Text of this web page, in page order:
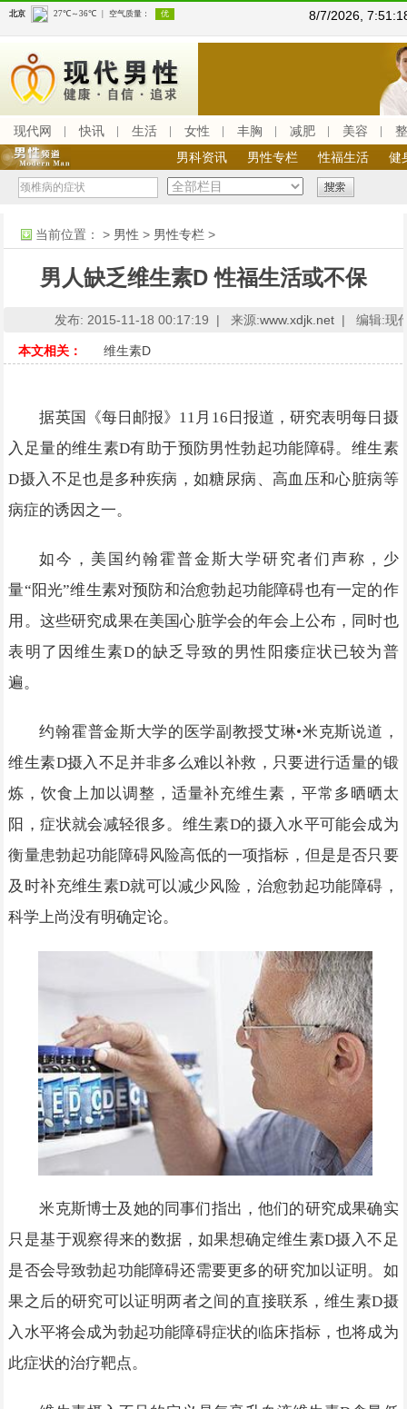
8/7/2026,
现代网 快讯 生活 女性 丰胸 减肥 美容
男科资讯
男性专栏 性福生活 健
当前位置： > 男性 > 男性专栏 >
男人缺乏维生素D 性福生活或不保
发布: 2015-11-18 00:17:19 | 来源:www.xdjk.net | 编辑:现
本文相关： 维生素D
据英国《每日邮报》11月16日报道，研究表明每日摄
入足量的维生素D有助于预防男性勃起功能障碍。维生素
D摄入不足也是多种疾病，如糖尿病、高血压和心脏病等
病症的诱因之一。
如今，美国约翰霍普金斯大学研究者们声称，少
量“阳光”维生素对预防和治愈勃起功能障碍也有一定的作
用。这些研究成果在美国心脏学会的年会上公布，同时也
表明了因维生素D的缺乏导致的男性阳痿症状已较为普
遍。
约翰霍普金斯大学的医学副教授艾琳•米克斯说道，
维生素D摄入不足并非多么难以补救，只要进行适量的锻
炼，饮食上加以调整，适量补充维生素，平常多晒晒太
阳，症状就会减轻很多。维生素D的摄入水平可能会成为
衡量患勃起功能障碍风险高低的一项指标，但是是否只要
及时补充维生素D就可以减少风险，治愈勃起功能障碍，
科学上尚没有明确定论。
米克斯博士及她的同事们指出，他们的研究成果确实
只是基于观察得来的数据，如果想确定维生素D摄入不足
是否会导致勃起功能障碍还需要更多的研究加以证明。如
果之后的研究可以证明两者之间的直接联系，维生素D摄
入水平将会成为勃起功能障碍症状的临床指标，也将成为
此症状的治疗靶点。